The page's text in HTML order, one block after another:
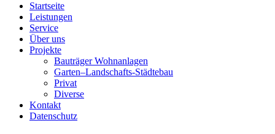
Startseite
Leistungen
Service
Über uns
Projekte
Bauträger Wohnanlagen
Garten–Landschafts-Städtebau
Privat
Diverse
Kontakt
Datenschutz